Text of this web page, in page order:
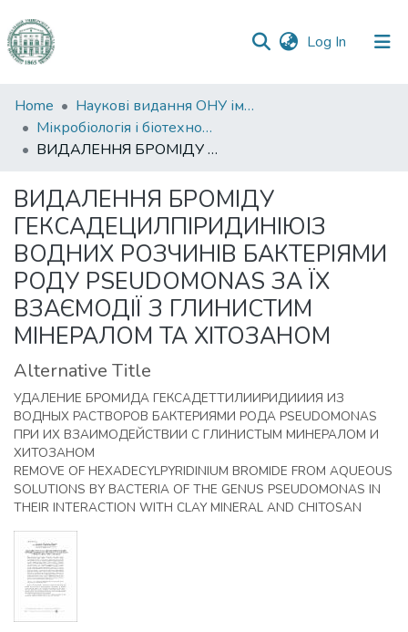
Log In (current)
Communities
&
Collections
Statistics
Home
Наукові видання ОНУ імені І. І. Мечникова
Мікробіологія і біотехнологія
ВИДАЛЕННЯ БРОМІДУ ГЕКСАДЕЦИЛПІРИДИНІЮІЗ ВОДНИХ РОЗЧИНІВ БАКТЕРІЯМИ РОДУ PSEUDOMONAS ЗА ЇХ ВЗАЄМОДІЇ З ГЛИНИСТИМ МІНЕРАЛОМ ТА ХІТОЗАНОМ
ВИДАЛЕННЯ БРОМІДУ
ГЕКСАДЕЦИЛПІРИДИНІЮІЗ
ВОДНИХ РОЗЧИНІВ БАКТЕРІЯМИ
РОДУ PSEUDOMONAS ЗА ЇХ
ВЗАЄМОДІЇ З ГЛИНИСТИМ
МІНЕРАЛОМ ТА ХІТОЗАНОМ
Alternative Title
УДАЛЕНИЕ БРОМИДА ГЕКСАДЕТТИЛИИРИДИИИЯ ИЗ
ВОДНЫХ РАСТВОРОВ БАКТЕРИЯМИ РОДА PSEUDOMONAS
ПРИ ИХ ВЗАИМОДЕЙСТВИИ С ГЛИНИСТЫМ МИНЕРАЛОМ И
ХИТОЗАНОМ
REMOVE OF HEXADECYLPYRIDINIUM BROMIDE FROM AQUEOUS
SOLUTIONS BY BACTERIA OF THE GENUS PSEUDOMONAS IN
THEIR INTERACTION WITH CLAY MINERAL AND CHITOSAN